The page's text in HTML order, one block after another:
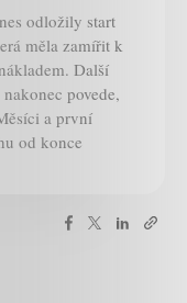
odložily start
měla zamířit k
Další
povede,
a první
od konce